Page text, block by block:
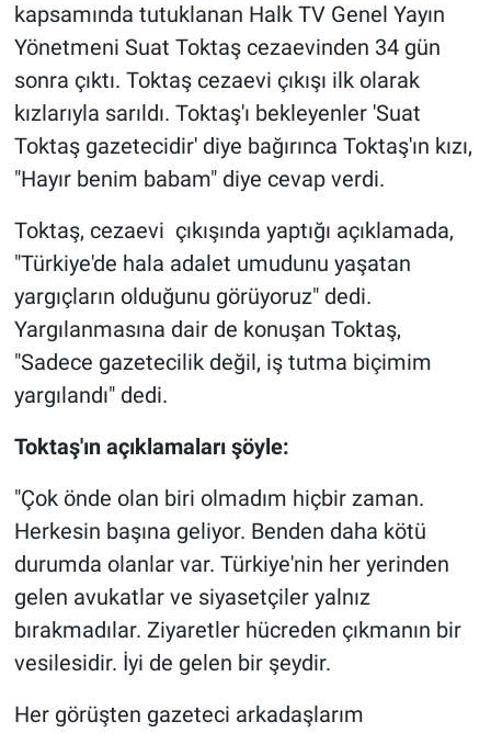
kapsamında tutuklanan Halk TV Genel Yayın
Yönetmeni Suat Toktaş cezaevinden 34 gün
sonra çıktı. Toktaş cezaevi çıkışı ilk olarak
kızlarıyla sarıldı. Toktaş'ı bekleyenler 'Suat
Toktaş gazetecidir' diye bağırınca Toktaş'ın kızı,
"Hayır benim babam" diye cevap verdi.
Toktaş, cezaevi çıkışında yaptığı açıklamada,
"Türkiye'de hala adalet umudunu yaşatan
yargıçların olduğunu görüyoruz" dedi.
Yargılanmasına dair de konuşan Toktaş,
"Sadece gazetecilik değil, iş tutma biçimim
yargılandı" dedi.
Toktaş'ın açıklamaları şöyle:
"Çok önde olan biri olmadım hiçbir zaman.
Herkesin başına geliyor. Benden daha kötü
durumda olanlar var. Türkiye'nin her yerinden
gelen avukatlar ve siyasetçiler yalnız
bırakmadılar. Ziyaretler hücreden çıkmanın bir
vesilesidir. İyi de gelen bir şeydir.
Her görüşten gazeteci arkadaşlarım
Günün görüntüsü
Haber
İlan
Kimdir
Koronavirüs
Kültür Sanat
Ne demişti
Programlar
Sağlık
Spor